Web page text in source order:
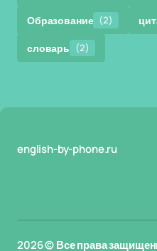
Образование (2)
словарь (2)
english-by-phone.ru
2026 © Все права